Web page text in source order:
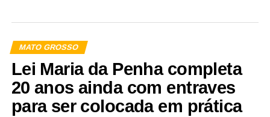
MATO GROSSO
Lei Maria da Penha completa
20 anos ainda com entraves
para ser colocada em prática